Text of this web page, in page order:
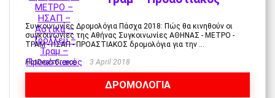
Συγκοινωνίες Δρομολόγια Πάσχα 2018: Πώς θα κινηθούν οι
συγκοινωνίες της Αθήνας Συγκοινωνίες ΑΘΗΝΑΣ - ΜΕΤΡΟ -
ΤΡΑΜ - ΗΣΑΠ - ΠΡΟΑΣΤΙΑΚΟΣ δρομολόγια για την ...
HotDealsGreece 3 April 2018
ΔΡΟΜΟΛΟΓΙΑ